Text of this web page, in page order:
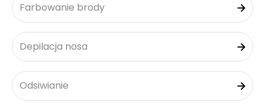
Farbowanie brody
Depilacja nosa
Odsiwianie